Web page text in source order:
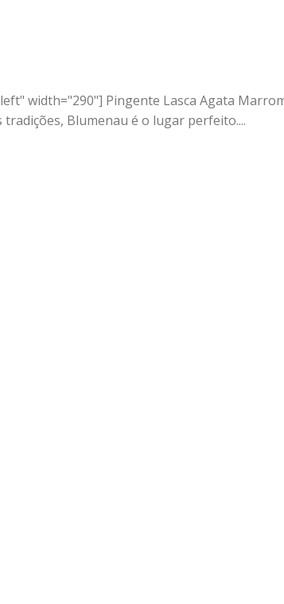
width="290"] Pingente Lasca Agata
tradições, Blumenau é o lugar perfeito....